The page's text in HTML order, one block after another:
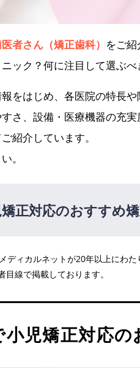
者さん（矯正歯科） をご紹
ック？何に注目して選ぶ
をはじめ、各医院の特長や
さ、設備・医療機器の充
紹介しています。
。
正対応のおすすめ
ィカルネットが20年以上にわた
線で掲載しております。
児矯正対応